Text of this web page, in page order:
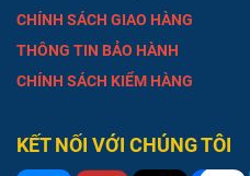
nắm rõ các nguyên tắc sau:
Pha trộn bột đúng tỷ lệ:
theo khuyến cáo của nhà
tắc nghẽn béc phun hoặc
nhất. Nếu để bột khô bên
CHÍNH SÁCH GIAO HÀNG
THÔNG TIN BẢO HÀNH
CHÍNH SÁCH KIỂM HÀNG
KẾT NỐI VỚI CHÚNG TÔI